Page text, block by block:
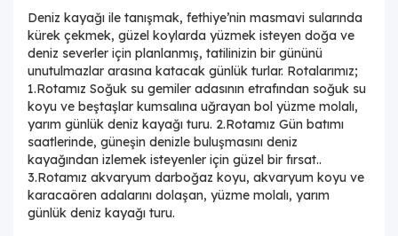
Deniz kayağı ile tanışmak, fethiye’nin masmavi sularında
kürek çekmek, güzel koylarda yüzmek isteyen doğa ve
deniz severler için planlanmış, tatilinizin bir gününü
unutulmazlar arasına katacak günlük turlar. Rotalarımız;
1.Rotamız Soğuk su gemiler adasının etrafından soğuk su
koyu ve beştaşlar kumsalına uğrayan bol yüzme molalı,
yarım günlük deniz kayağı turu. 2.Rotamız Gün batımı
saatlerinde, güneşin denizle buluşmasını deniz
kayağından izlemek isteyenler için güzel bir fırsat..
3.Rotamız akvaryum darboğaz koyu, akvaryum koyu ve
karacaören adalarını dolaşan, yüzme molalı, yarım
günlük deniz kayağı turu.